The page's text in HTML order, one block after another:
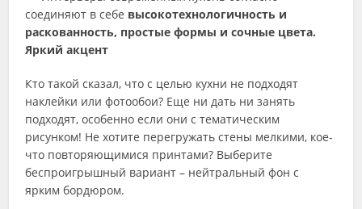
соединяют в себе высокотехнологичность и
раскованность, простые формы и сочные цвета.
Яркий акцент
Кто такой сказал, что с целью кухни не подходят
наклейки или фотообои? Еще ни дать ни занять
подходят, особенно если они с тематическим
рисунком! Не хотите перегружать стены мелкими, кое-
что повторяющимися принтами? Выберите
беспроигрышный вариант – нейтральный фон с
ярким бордюром.